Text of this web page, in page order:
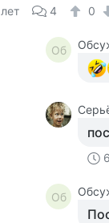
4 0
Об
Об